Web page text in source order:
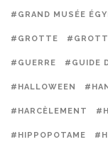
#GRAND MUSÉE
#GROTTE
#GUERRE #GUIDE
#HALLOWEEN
#HARCÈLEMENT
#HIPPOPOTAME